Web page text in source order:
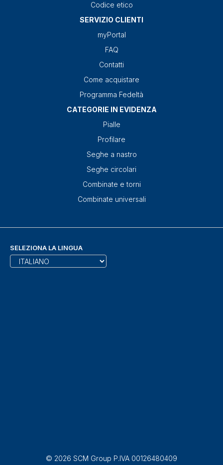
Codice etico
SERVIZIO CLIENTI
myPortal
FAQ
Contatti
Come acquistare
Programma Fedeltà
CATEGORIE IN EVIDENZA
Pialle
Profilare
Seghe a nastro
Seghe circolari
Combinate e torni
Combinate universali
SELEZIONA LA LINGUA
© 2026 SCM Group P.IVA 00126480409